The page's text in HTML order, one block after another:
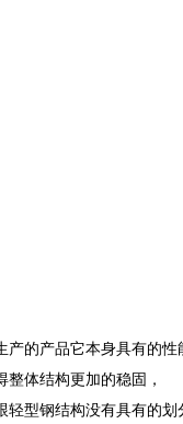
产的产品它本身具有的
体结构更加的稳固，
型钢结构没有具有的